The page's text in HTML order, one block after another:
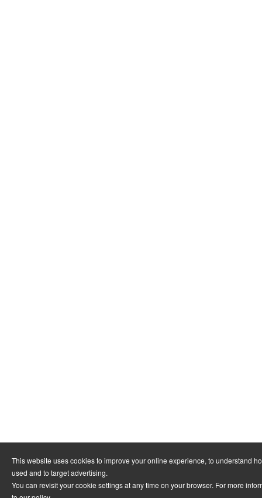
This website uses cookies to improve your online experience, to understand
used and to target advertising.
You can revisit your cookie settings at any time on your browser. For more